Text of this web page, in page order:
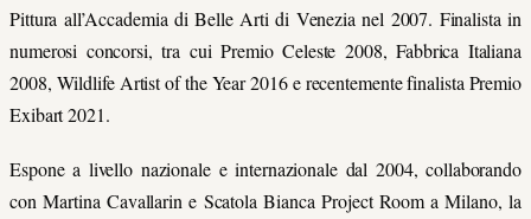
Pittura all’Accademia di Belle Arti di Venezia nel 2007. Finalista in
numerosi concorsi, tra cui Premio Celeste 2008, Fabbrica Italiana
2008, Wildlife Artist of the Year 2016 e recentemente finalista Premio
Exibart 2021.
Espone a livello nazionale e internazionale dal 2004, collaborando
con Martina Cavallarin e Scatola Bianca Project Room a Milano, la